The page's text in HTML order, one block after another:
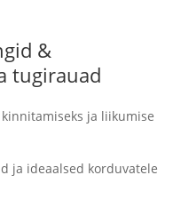
&
tugirauad
ja liikumise
ja ideaalsed korduvatele